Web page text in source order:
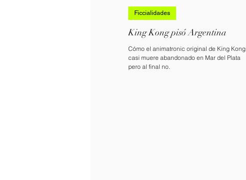
King Kong pisó Argentina
Cómo el animatronic original de King Kong
casi muere abandonado en Mar del Plata
pero al final no.
Ficcialidades